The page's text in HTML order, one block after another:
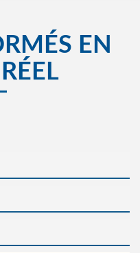
EN